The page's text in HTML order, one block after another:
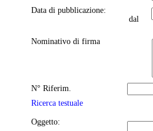
Data di pubblicazione:
dal
Nominativo di firma
N° Riferim.
Ricerca testuale
Oggetto: